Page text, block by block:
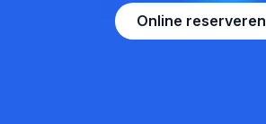
Online reserveren